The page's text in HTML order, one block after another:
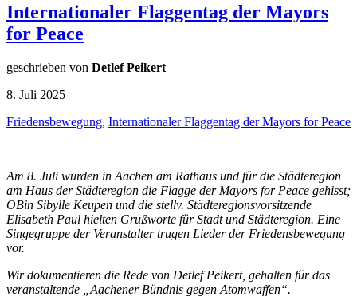
Internationaler Flaggentag der Mayors
for Peace
geschrieben von Detlef Peikert
8. Juli 2025
Friedensbewegung, Internationaler Flaggentag der Mayors for Peace
Am 8. Juli wurden in Aachen am Rathaus und für die Städteregion
am Haus der Städteregion die Flagge der Mayors for Peace gehisst;
OBin Sibylle Keupen und die stellv. Städteregionsvorsitzende
Elisabeth Paul hielten Grußworte für Stadt und Städteregion. Eine
Singegruppe der Veranstalter trugen Lieder der Friedensbewegung
vor.
Wir dokumentieren die Rede von Detlef Peikert, gehalten für das
veranstaltende „Aachener Bündnis gegen Atomwaffen“.